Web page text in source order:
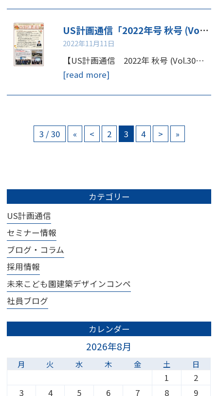
US計画通信「2022年号 秋号 (Vol.30)」更新しました！
2022年11月11日
【US計画通信 2022年 秋号 (Vol.30…
[read more]
3 / 30 « < 2 3 4 > »
カテゴリー
US計画通信
セミナー情報
ブログ・コラム
採用情報
未来こども園建築デザインコンペ
社員ブログ
カレンダー
2026年8月
月 火 水 木 金 土 日
1
2
3
4 5 6 7 8 9